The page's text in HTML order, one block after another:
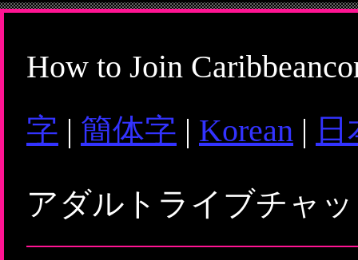
How to Join
字 | 簡体字 | Korean |
アダルトライブチャ